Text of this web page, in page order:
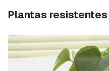
Plantas resistentes